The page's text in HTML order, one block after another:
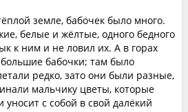
земле, бабочек было много.
белые и жёлтые, одного бедного
к ним и не ловил их. А в горах
бабочки; там было
редко, зато они были разные,
мальчику цветы, которые
уносит с собой в свой далёкий